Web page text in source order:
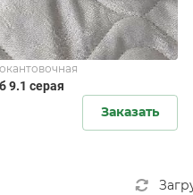
9.1 серая
Заказать